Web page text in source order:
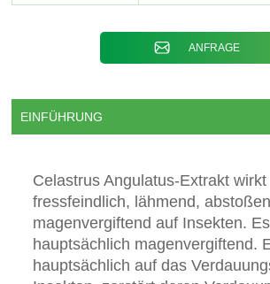
ANFRAGE
EINFÜHRUNG
Celastrus Angulatus-Extrakt wirkt
fressfeindlich, lähmend,
magenvergiftend auf Insekten.
hauptsächlich magenvergiftend.
hauptsächlich auf das